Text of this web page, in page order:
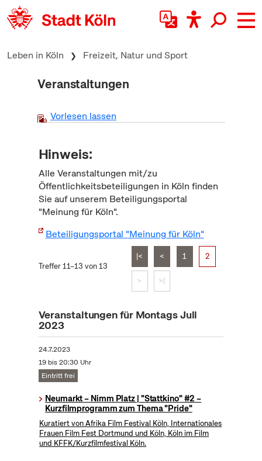
zum Inhalt springen
Leben in Köln Freizeit, Natur und Sport
Veranstaltungen
Vorlesen lassen
Hinweis:
Alle Veranstaltungen mit/zu
Öffentlichkeitsbeteiligungen in Köln finden
Sie auf unserem Beteiligungsportal
"Meinung für Köln".
Beteiligungsportal "Meinung für Köln"
Treffer 11–13 von 13
|< < 1 2
> >|
Veranstaltungen für Montags Juli
2023
24.7.2023
19 bis 20:30 Uhr
Eintritt frei
Neumarkt – Nimm Platz | "Stattkino" #2 –
Kurzfilmprogramm zum Thema "Pride"
Kuratiert von Afrika Film Festival Köln, Internationales
Frauen Film Fest Dortmund und Köln, Köln im Film
und KFFK/Kurzfilmfestival Köln.